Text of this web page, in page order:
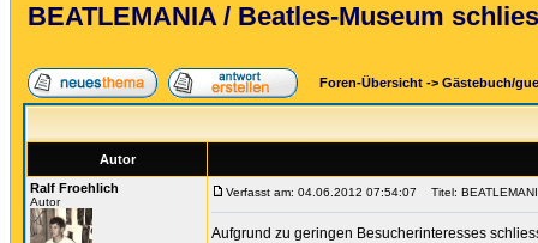
BEATLEMANIA / Beatles-Museum
Foren-Übersicht -> Gästebuch/
Autor
Ralf Froehlich
Autor
Verfasst am: 04.06.2012 07:54:07 Titel:
Aufgrund zu geringen Besucherinteresses